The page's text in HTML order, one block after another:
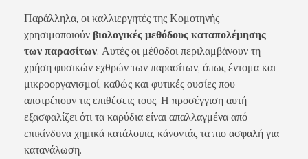
Παράλληλα, οι καλλιεργητές της Κομοτηνής
χρησιμοποιούν βιολογικές μεθόδους καταπολέμησης
των παρασίτων. Αυτές οι μέθοδοι περιλαμβάνουν τη
χρήση φυσικών εχθρών των παρασίτων, όπως έντομα και
μικροοργανισμοί, καθώς και φυτικές ουσίες που
αποτρέπουν τις επιθέσεις τους. Η προσέγγιση αυτή
εξασφαλίζει ότι τα καρύδια είναι απαλλαγμένα από
επικίνδυνα χημικά κατάλοιπα, κάνοντάς τα πιο ασφαλή για
κατανάλωση.